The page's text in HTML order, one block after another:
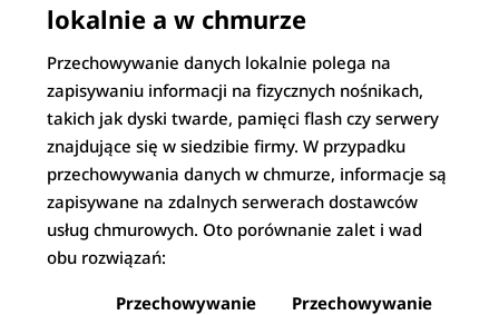
lokalnie a w chmurze
Przechowywanie danych lokalnie polega na
zapisywaniu informacji na fizycznych nośnikach,
takich jak dyski twarde, pamięci flash czy serwery
znajdujące się w siedzibie firmy. W przypadku
przechowywania danych w chmurze, informacje są
zapisywane na zdalnych serwerach dostawców
usług chmurowych. Oto porównanie zalet i wad
obu rozwiązań:
Przechowywanie
Przechowywanie